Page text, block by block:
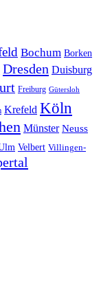
Bochum Borken
Dresden Duisburg
Freiburg Gütersloh
Krefeld Köln
Münster Neuss
Velbert Villingen-